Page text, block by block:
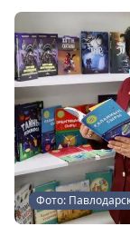
Фото: